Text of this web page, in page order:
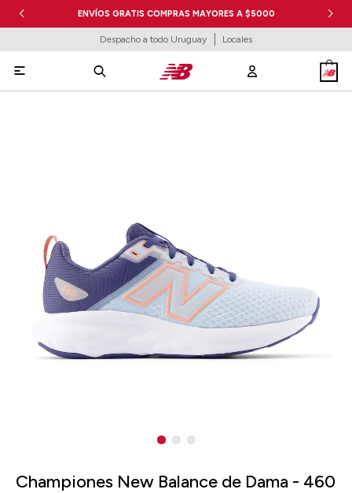
ENVÍOS GRATIS COMPRAS MAYORES A $5000
Despacho a todo Uruguay Locales

Championes New Balance de Dama - 460